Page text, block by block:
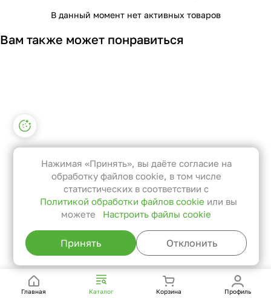
В данный момент нет активных товаров
Вам также может понравиться
Главная Каталог Корзина Профиль
Настройки файлов cookie
Функциональные
Эти файлы необходимы для
функционирования сайта и не
могут быть отключены в наших
системах. Вы можете настроить
браузер так, чтобы он блокировал
их или уведомлял вас об их
использовании, но в таком случае
сайта не будут работать.
Нажимая «Принять», вы даёте согласие на
обработку файлов cookie, в том числе
статистических в соответствии с
Политикой обработки файлов cookie или вы
можете
Настроить файлы cookie
Принять Отклонить